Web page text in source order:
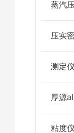
蒸汽
压实
测定仪
厚源
粘度仪